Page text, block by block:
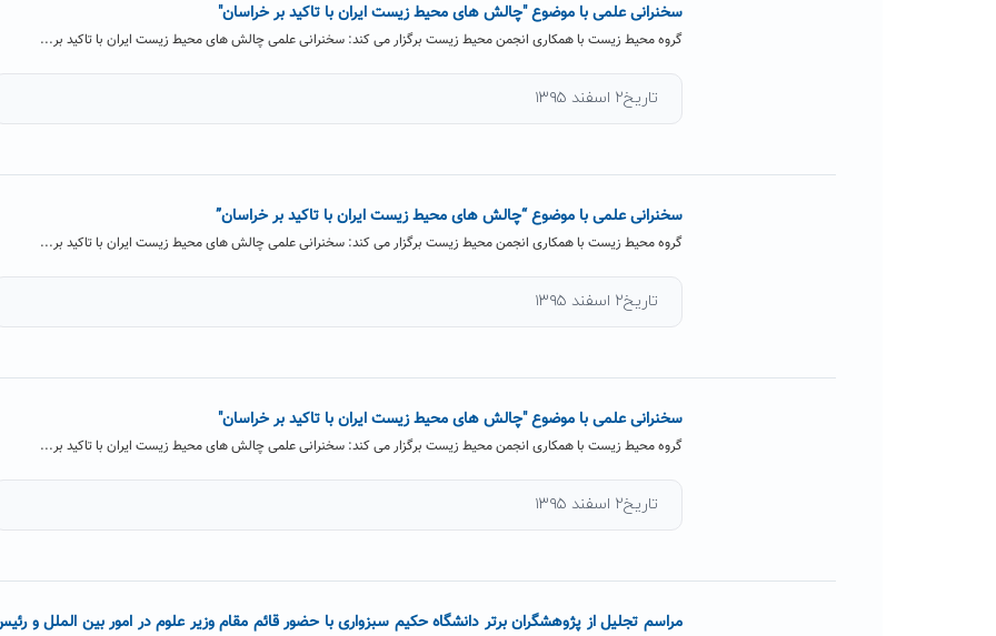
سخنرانی علمی با موضوع "چالش های محیط زیست ایران با تاکید بر خراسان"
گروه محیط زیست با همکاری انجمن محیط زیست برگزار می کند: سخنرانی علمی چالش های محیط زیست ایران با تاکید بر...
تاریخ۲ اسفند ۱۳۹۵
سخنرانی علمی با موضوع “چالش های محیط زیست ایران با تاکید بر خراسان”
گروه محیط زیست با همکاری انجمن محیط زیست برگزار می کند: سخنرانی علمی چالش های محیط زیست ایران با تاکید بر...
تاریخ۲ اسفند ۱۳۹۵
سخنرانی علمی با موضوع "چالش های محیط زیست ایران با تاکید بر خراسان"
گروه محیط زیست با همکاری انجمن محیط زیست برگزار می کند: سخنرانی علمی چالش های محیط زیست ایران با تاکید بر...
تاریخ۲ اسفند ۱۳۹۵
مراسم تجلیل از پژوهشگران برتر دانشگاه حکیم سبزواری با حضور قائم مقام وزیر علوم در امور بین الملل و